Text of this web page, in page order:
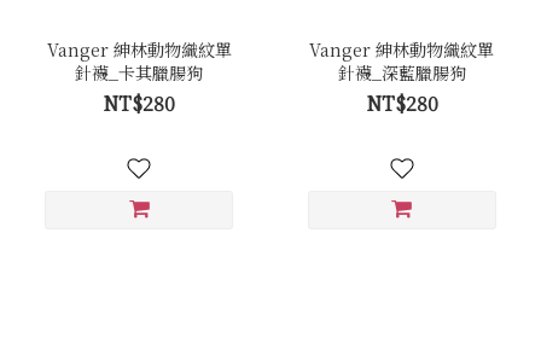
Vanger 紳林動物織紋單
針襪_卡其臘腸狗
NT$280
Vanger 紳林動物織紋單
針襪_深藍臘腸狗
NT$280